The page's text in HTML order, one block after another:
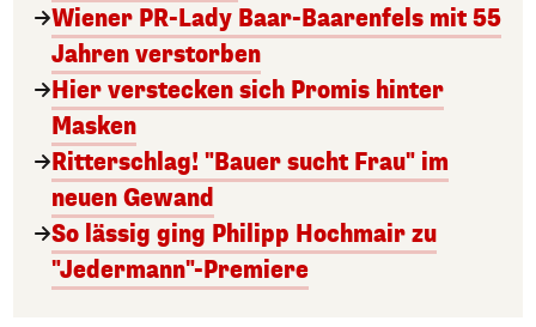
Wiener PR-Lady Baar-Baarenfels mit 55
Jahren verstorben
Hier verstecken sich Promis hinter
Masken
Ritterschlag! "Bauer sucht Frau" im
neuen Gewand
So lässig ging Philipp Hochmair zu
"Jedermann"-Premiere